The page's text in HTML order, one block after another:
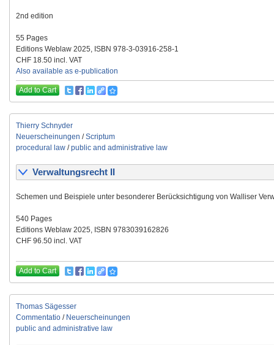
2nd edition
55 Pages
Editions Weblaw 2025, ISBN 978-3-03916-258-1
CHF 18.50 incl. VAT
Also available as e-publication
Add to Cart
Thierry Schnyder
Neuerscheinungen /Scriptum
procedural law /public and administrative law
Verwaltungsrecht II
Schemen und Beispiele unter besonderer Berücksichtigung von Walliser
540 Pages
Editions Weblaw 2025, ISBN 9783039162826
CHF 96.50 incl. VAT
Add to Cart
Thomas Sägesser
Commentatio / Neuerscheinungen
public and administrative law